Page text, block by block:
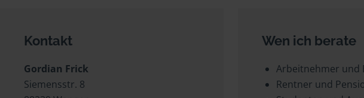
Kontakt
Gordian Frick
Siemensstr. 8
Wen ich berate
Arbeitnehmer und
Rentner und